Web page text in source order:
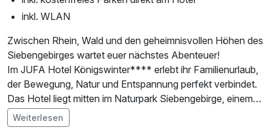
inkl. WLAN
Zwischen Rhein, Wald und den geheimnisvollen Höhen des
Siebengebirges wartet euer nächstes Abenteuer!
Im JUFA Hotel Königswinter**** erlebt ihr Familienurlaub,
der Bewegung, Natur und Entspannung perfekt verbindet.
Das Hotel liegt mitten im Naturpark Siebengebirge, einem
der ältesten Naturparks Deutschlands – hier beginnen die
schönsten Erlebnisse direkt vor der Haustür.
Im Angebot enthalten
Weiterlesen